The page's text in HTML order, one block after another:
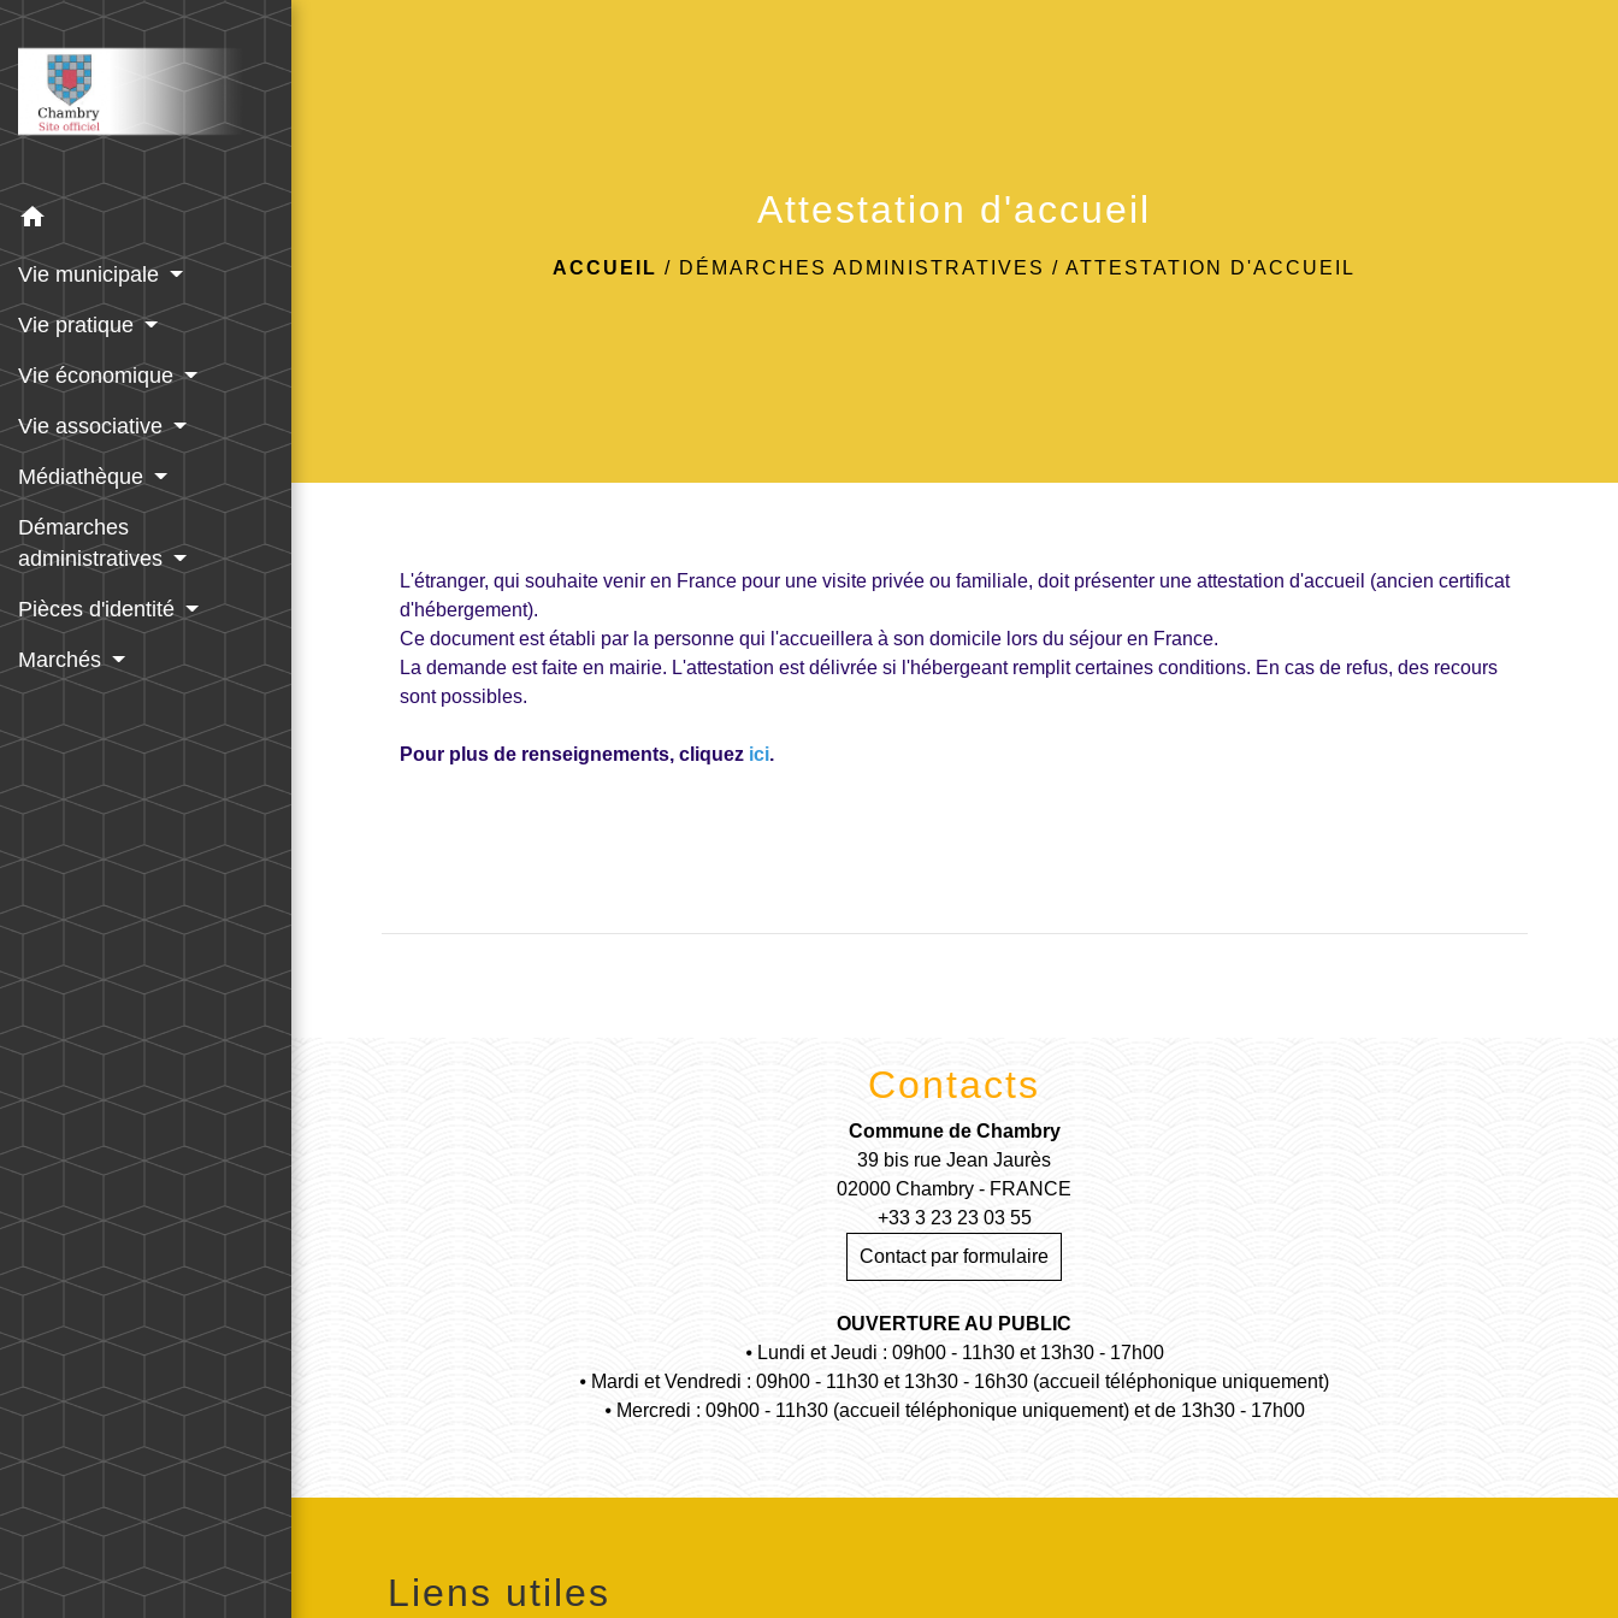
home
Vie municipale
Vie pratique
Vie économique
Vie associative
Médiathèque
Démarches
administratives
Pièces d'identité
Marchés
Attestation d'accueil
ACCUEIL / DÉMARCHES ADMINISTRATIVES /ATTESTATION D'ACCUEIL
L'étranger, qui souhaite venir en France pour une visite privée ou familiale, doit présenter une attestation d'accueil (ancien certificat
d'hébergement).
Ce document est établi par la personne qui l'accueillera à son domicile lors du séjour en France.
La demande est faite en mairie. L'attestation est délivrée si l'hébergeant remplit certaines conditions. En cas de refus, des recours
sont possibles.
Pour plus de renseignements, cliquez ici.
Contacts
Commune de Chambry
39 bis rue Jean Jaurès
02000 Chambry - FRANCE
+33 3 23 23 03 55
Contact par formulaire
OUVERTURE AU PUBLIC
⦁ Lundi et Jeudi : 09h00 - 11h30 et 13h30 - 17h00
⦁ Mardi et Vendredi : 09h00 - 11h30 et 13h30 - 16h30 (accueil téléphonique uniquement)
⦁ Mercredi : 09h00 - 11h30 (accueil téléphonique uniquement) et de 13h30 - 17h00
Liens utiles